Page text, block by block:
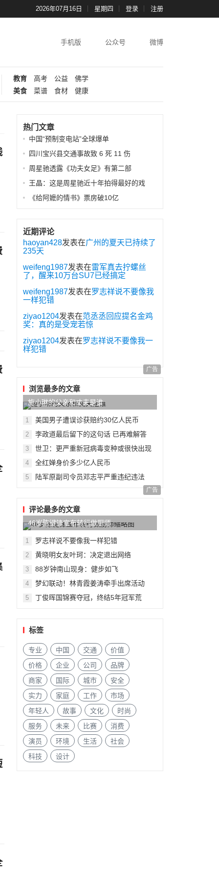
2026年07月16日 星期四 登录 注册
手机版 公众号 微博
教育 高考 公益
佛学
美食
菜谱 食材 健康
热门文章
中国“预制变电站”全球爆单
四川宝兴县交通事故致 6 死 11 伤
周星驰透露《功夫女足》有第二部
王晶：这是周星驰近十年拍得最好的戏
《给阿嬷的情书》票房破10亿
近期评论
haoyan428发表在广州的夏天已持续了
235天
weifeng1987发表在雷军真去拧螺丝
了，醒来10万台SU7已经搞定
weifeng1987发表在罗志祥说不要像我
一样犯错
ziyao1204发表在范丞丞回应提名金鸡
奖：真的是受宠若惊
ziyao1204发表在罗志祥说不要像我一
样犯错
广告
浏览最多的文章
施小琳的父亲和丈夫是谁
1 美国男子遭误诊获赔约30亿人民币
2 李政道最后留下的这句话 已再难解答
3 世卫：更严重新冠病毒变种或很快出现
4 全红婵身价多少亿人民币
5 陆军原副司令员邓志平严重违纪违法
广告
评论最多的文章
46岁陈键锋宣布转行做厨师
1 罗志祥说不要像我一样犯错
2 黄晓明女友叶珂：决定退出网络
3 88岁钟南山现身：健步如飞
4 梦幻联动！林青霞姜涛牵手出席活动
5 丁俊晖国锦赛夺冠，终结5年冠军荒
标签
专业 中国 交通
价值
价格
企业 公司
品牌
商家
国际 城市
安全
实力
家庭 工作
市场
年轻人
故事 文化
时尚
服务
未来 比赛
消费
演员
环境 生活
社会
科技
设计